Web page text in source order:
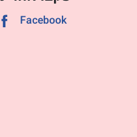
Facebook